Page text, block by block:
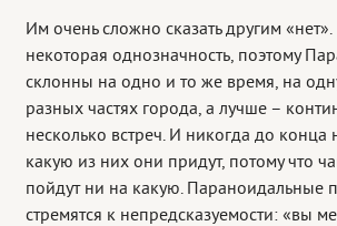
Им очень сложно сказать другим
некоторая однозначность, поэтому
склонны на одно и то же время, на
разных частях города, а лучше –
несколько встреч. И никогда до конца
какую из них они придут, потому что
пойдут ни на какую. Параноидальные
стремятся к непредсказуемости: «вы